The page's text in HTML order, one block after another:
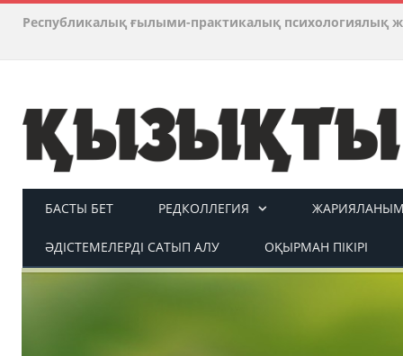
Республикалық ғылыми-практикалық психологиялық
БАСТЫ БЕТ РЕДКОЛЛЕГИЯ ЖАРИЯЛАНЫМ
ӘДІСТЕМЕЛЕРДІ САТЫП АЛУ ОҚЫРМАН ПІКІРІ